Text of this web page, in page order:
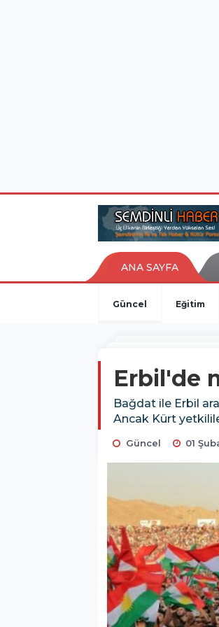
ANA SAYFA
Güncel Eğitim
Erbil'de
Bağdat ile Erbil
Ancak Kürt
Güncel 01